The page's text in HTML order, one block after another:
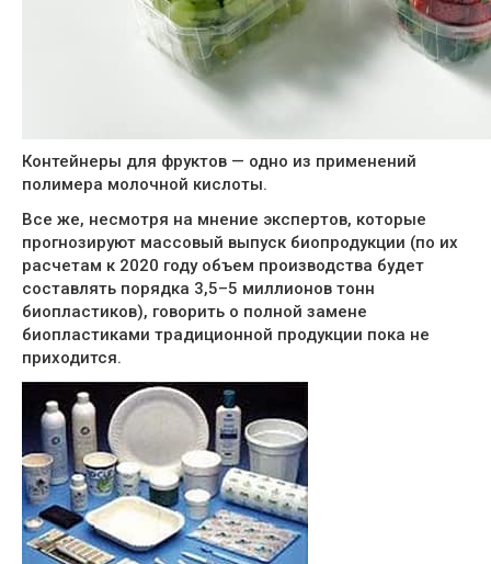
Контейнеры для фруктов — одно из применений
полимера молочной кислоты.
Все же, несмотря на мнение экспертов, которые
прогнозируют массовый выпуск биопродукции (по их
расчетам к 2020 году объем производства будет
составлять порядка 3,5–5 миллионов тонн
биопластиков), говорить о полной замене
биопластиками традиционной продукции пока не
приходится.